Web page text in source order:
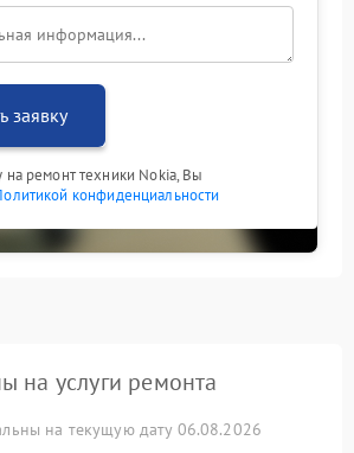
заявку
на ремонт техники Nokia, Вы
конфиденциальности
на услуги ремонта
на текущую дату 06.08.2026